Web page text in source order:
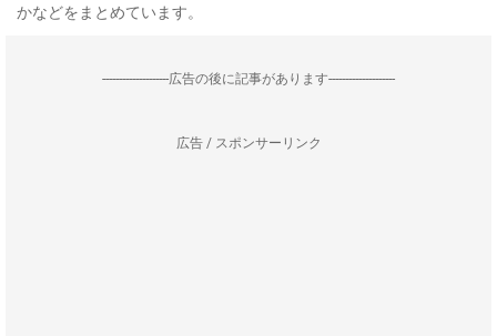
かなどをまとめています。
--------------------広告の後に記事があります--------------------
広告 / スポンサーリンク